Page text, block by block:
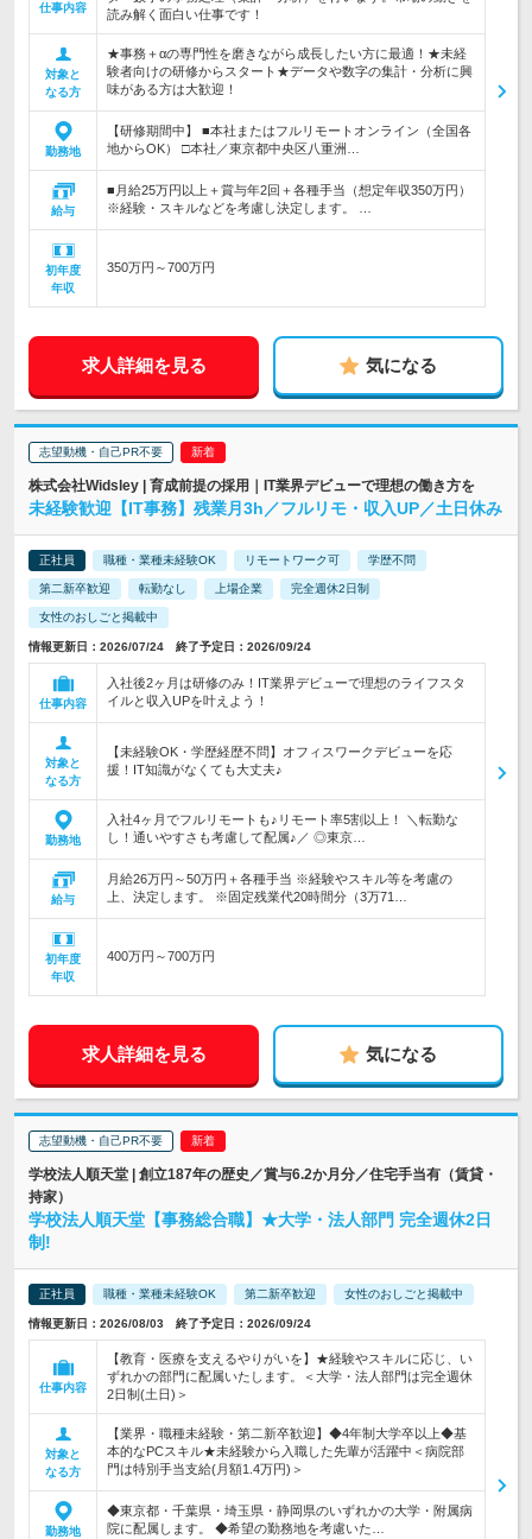
仕事内容
読み解く面白い仕事です！
対象と
なる方
★事務＋αの専門性を磨きながら成長したい方に最適！★未経
験者向けの研修からスタート★データや数字の集計・分析に興
味がある方は大歓迎！
勤務地
【研修期間中】 ■本社またはフルリモートオンライン（全国各
地からOK） □本社／東京都中央区八重洲…
給与
■月給25万円以上＋賞与年2回＋各種手当（想定年収350万円）
※経験・スキルなどを考慮し決定します。 …
初年度
年収
350万円～700万円
求人詳細を見る 気になる
志望動機・自己PR不要
株式会社Widsley | 育成前提の採用｜IT業界デビューで理想の働き方を
未経験歓迎【IT事務】残業月3h／フルリモ・収入UP／土日休み
正社員 職種・業種未経験OK リモートワーク可 学歴不問
第二新卒歓迎 転勤なし 上場企業 完全週休2日制
女性のおしごと掲載中
情報更新日：2026/07/24 終了予定日：2026/09/24
仕事内容
入社後2ヶ月は研修のみ！IT業界デビューで理想のライフスタ
イルと収入UPを叶えよう！
対象と
なる方
【未経験OK・学歴経歴不問】オフィスワークデビューを応
援！IT知識がなくても大丈夫♪
勤務地
入社4ヶ月でフルリモートも♪リモート率5割以上！ ＼転勤な
し！通いやすさも考慮して配属♪／ ◎東京…
給与
月給26万円～50万円＋各種手当 ※経験やスキル等を考慮の
上、決定します。 ※固定残業代20時間分（3万71…
初年度
年収
400万円～700万円
求人詳細を見る 気になる
志望動機・自己PR不要
学校法人順天堂 | 創立187年の歴史／賞与6.2か月分／住宅手当有（賃貸・
持家）
学校法人順天堂【事務総合職】★大学・法人部門 完全週休2日
制!
正社員 職種・業種未経験OK 第二新卒歓迎 女性のおしごと掲載中
情報更新日：2026/08/03 終了予定日：2026/09/24
仕事内容
【教育・医療を支えるやりがいを】★経験やスキルに応じ、い
ずれかの部門に配属いたします。＜大学・法人部門は完全週休
2日制(土日)＞
対象と
なる方
【業界・職種未経験・第二新卒歓迎】◆4年制大学卒以上◆基
本的なPCスキル★未経験から入職した先輩が活躍中＜病院部
門は特別手当支給(月額1.4万円)＞
勤務地
◆東京都・千葉県・埼玉県・静岡県のいずれかの大学・附属病
院に配属します。 ◆希望の勤務地を考慮いた…